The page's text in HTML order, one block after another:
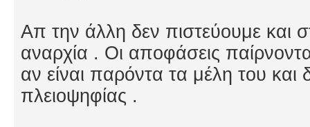
Απ την άλλη δεν πιστεύουμε και
αναρχία . Οι αποφάσεις
αν είναι παρόντα τα μέλη του και
πλειοψηφίας .